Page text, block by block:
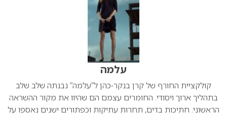
עלמה
קולקציית החורף של קרן בנקר-כהן ל”עלמה” נבנתה שלב שלב
בתהליך ארוך ויסודי. החומרים עצמם הם שהיוו את מקור ההשראה
הראשוני. חתיכות בדים, תחרות עתיקות וכפתורים ישנים נאספו על